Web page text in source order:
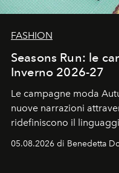
FASHION
Seasons Run: le
Inverno 2026-27
Le campagne moda
nuove narrazioni
ridefiniscono il
contemporanea e
05.08.2026 di Benedetta